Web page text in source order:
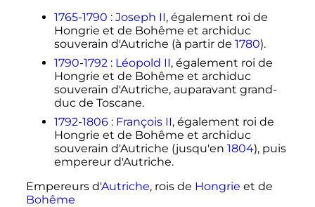
1765-1790 : Joseph II, également roi de
Hongrie et de Bohême et archiduc
souverain d'Autriche (à partir de 1780).
1790-1792 : Léopold II, également roi de
Hongrie et de Bohême et archiduc
souverain d'Autriche, auparavant grand-
duc de Toscane.
1792-1806 : François II, également roi de
Hongrie et de Bohême et archiduc
souverain d'Autriche (jusqu'en 1804), puis
empereur d'Autriche.
Empereurs d'Autriche, rois de Hongrie et de
Bohême